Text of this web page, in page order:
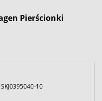
Pierścionki
SKJ0395040-10